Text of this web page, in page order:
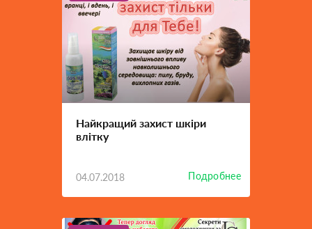
Найкращий захист шкіри
влітку
04.07.2018 Подробнее